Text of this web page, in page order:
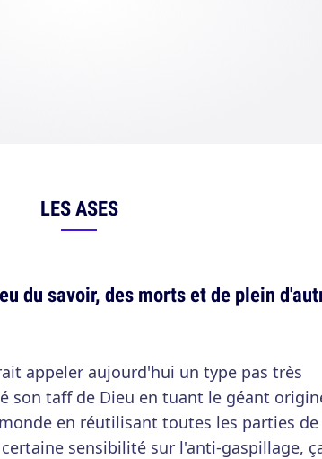
LES ASES
du savoir, des morts et de plein
appeler aujourd'hui un type pas très
son taff de Dieu en tuant le géant
en réutilisant toutes les parties de
sensibilité sur l'anti-gaspillage,